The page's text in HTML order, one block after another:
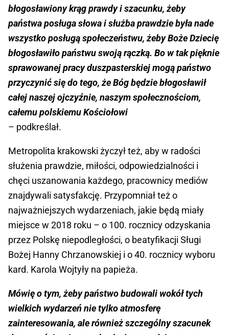
błogosławiony krąg prawdy i szacunku, żeby
państwa posługa słowa i służba prawdzie była nade
wszystko posługą społeczeństwu, żeby Boże Dziecię
błogosławiło państwu swoją rączką. Bo w tak pięknie
sprawowanej pracy duszpasterskiej mogą państwo
przyczynić się do tego, że Bóg będzie błogosławił
całej naszej ojczyźnie, naszym społecznościom,
całemu polskiemu Kościołowi
– podkreślał.
Metropolita krakowski życzył też, aby w radości
służenia prawdzie, miłości, odpowiedzialności i
chęci uszanowania każdego, pracownicy mediów
znajdywali satysfakcję. Przypomniał też o
najważniejszych wydarzeniach, jakie będą miały
miejsce w 2018 roku – o 100. rocznicy odzyskania
przez Polskę niepodległości, o beatyfikacji Sługi
Bożej Hanny Chrzanowskiej i o 40. rocznicy wyboru
kard. Karola Wojtyły na papieża.
Mówię o tym, żeby państwo budowali wokół tych
wielkich wydarzeń nie tylko atmosferę
zainteresowania, ale również szczególny szacunek